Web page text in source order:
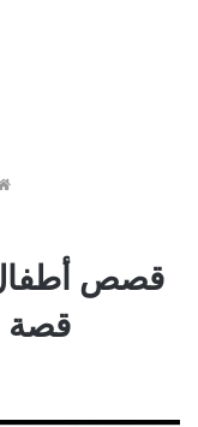
قصص أطفال
قصة